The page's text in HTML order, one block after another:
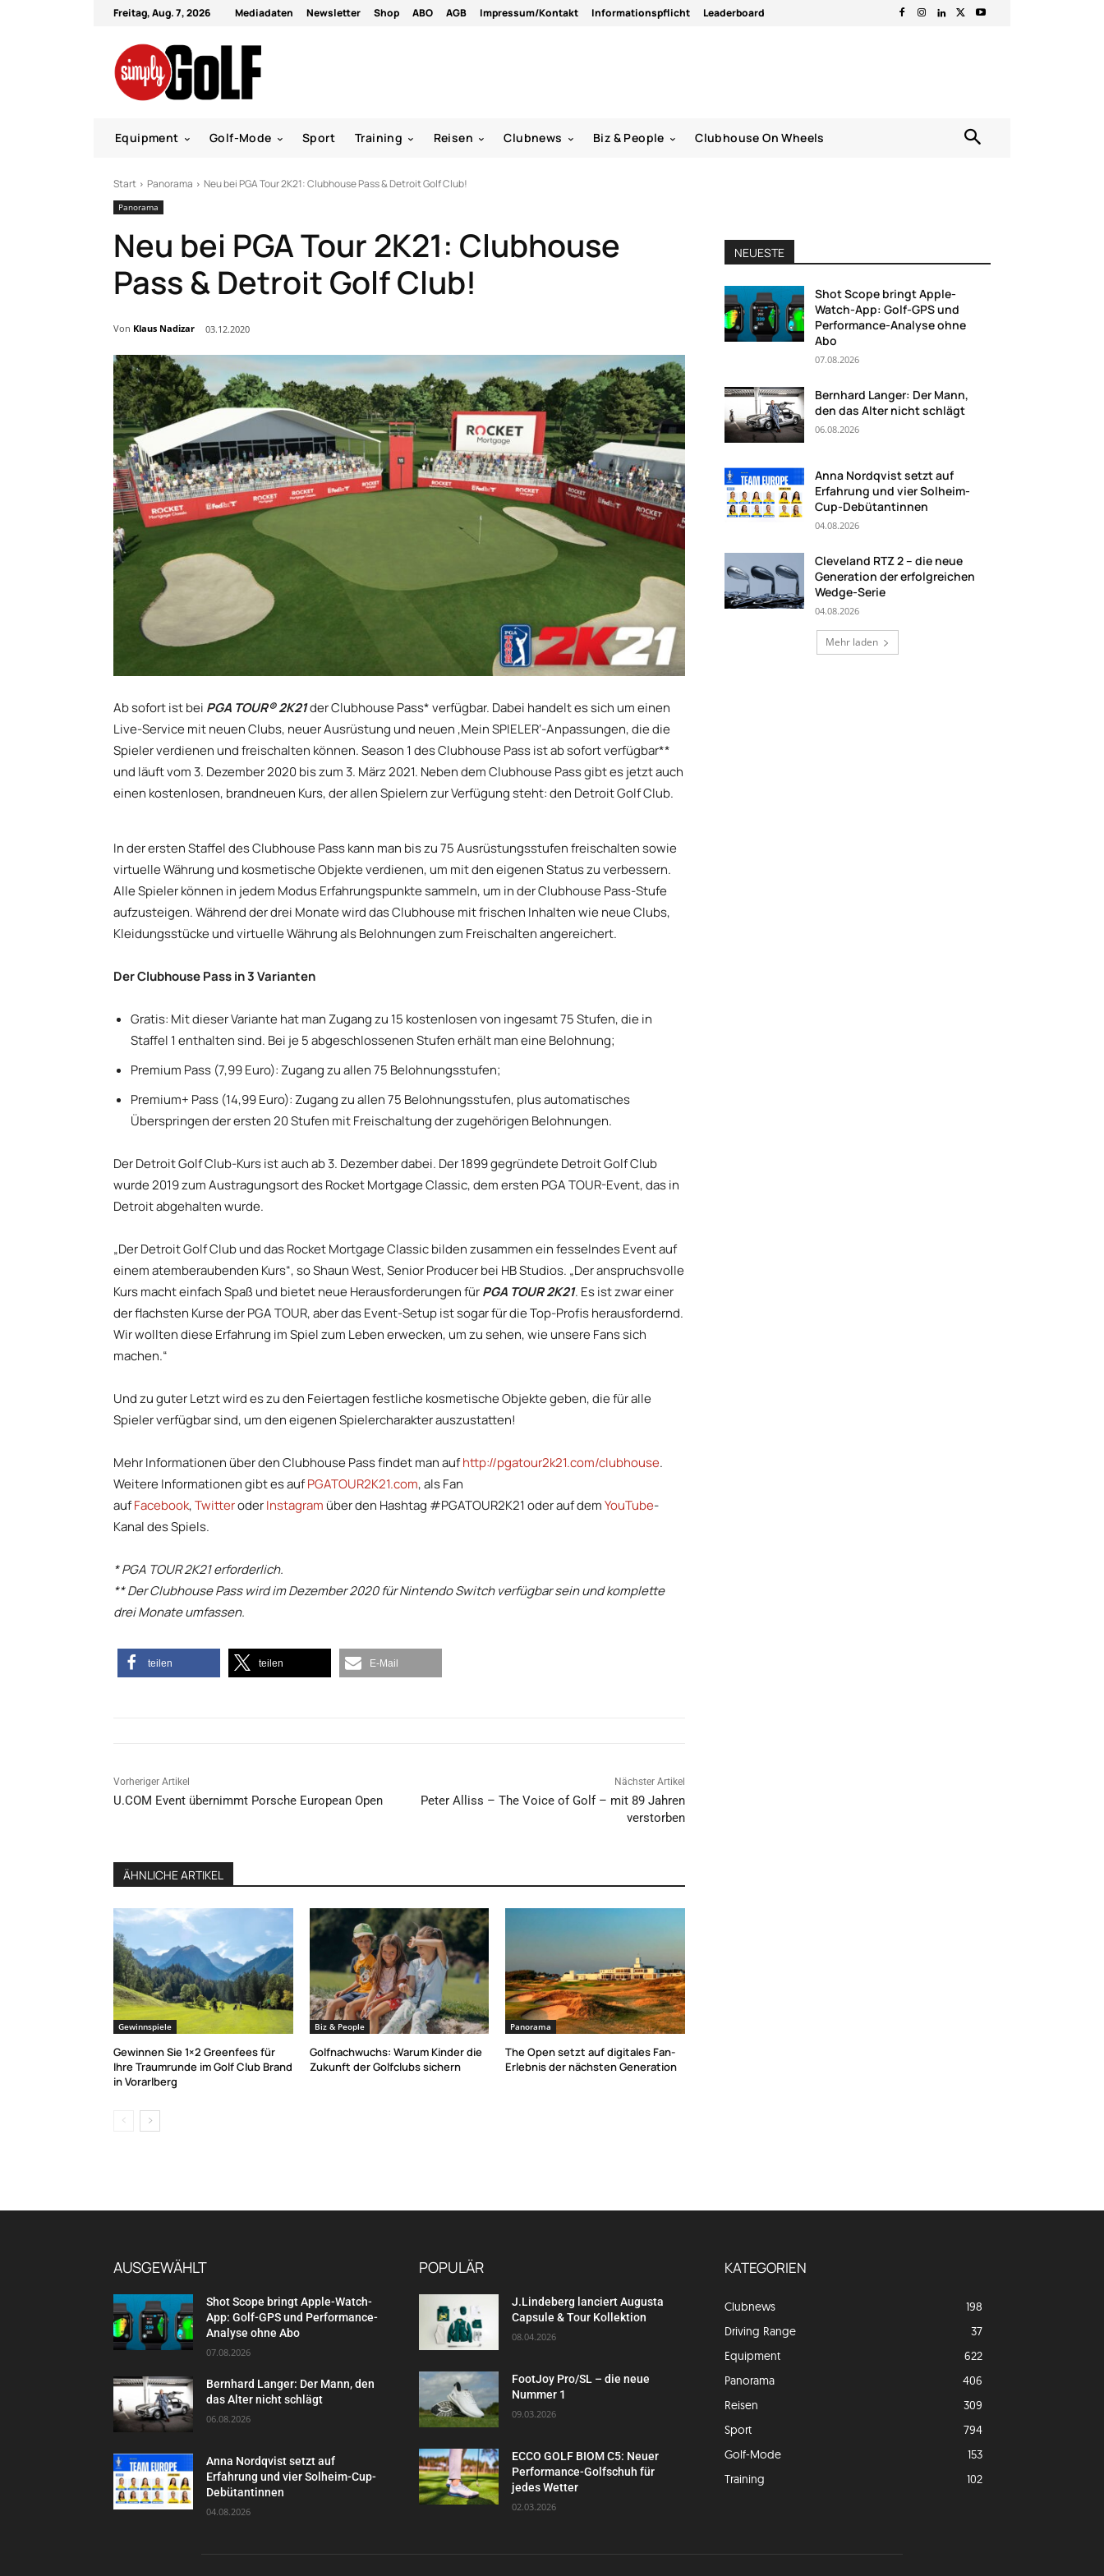
Freitag, Aug. 7, 2026 Mediadaten Newsletter Shop ABO AGB Impressum/Kontakt Informationspflicht Leaderboard
Equipment Golf-Mode Sport Training Reisen Clubnews Biz & People Clubhouse On Wheels
Start Panorama Neu bei PGA Tour 2K21: Clubhouse Pass & Detroit Golf Club!
Panorama
Neu bei PGA Tour 2K21: Clubhouse
Pass & Detroit Golf Club!
Von Klaus Nadizar 03.12.2020
Ab sofort ist bei PGA TOUR® 2K21der Clubhouse Pass* verfügbar. Dabei handelt es sich um einen
Live-Service mit neuen Clubs, neuer Ausrüstung und neuen ‚Mein SPIELER‘-Anpassungen, die die
Spieler verdienen und freischalten können. Season 1 des Clubhouse Pass ist ab sofort verfügbar**
und läuft vom 3. Dezember 2020 bis zum 3. März 2021. Neben dem Clubhouse Pass gibt es jetzt auch
einen kostenlosen, brandneuen Kurs, der allen Spielern zur Verfügung steht: den Detroit Golf Club.
In der ersten Staffel des Clubhouse Pass kann man bis zu 75 Ausrüstungsstufen freischalten sowie
virtuelle Währung und kosmetische Objekte verdienen, um mit den eigenen Status zu verbessern.
Alle Spieler können in jedem Modus Erfahrungspunkte sammeln, um in der Clubhouse Pass-Stufe
aufzusteigen. Während der drei Monate wird das Clubhouse mit frischen Inhalten wie neue Clubs,
Kleidungsstücke und virtuelle Währung als Belohnungen zum Freischalten angereichert.
Der Clubhouse Pass in 3 Varianten
Gratis: Mit dieser Variante hat man Zugang zu 15 kostenlosen von ingesamt 75 Stufen, die in
Staffel 1 enthalten sind. Bei je 5 abgeschlossenen Stufen erhält man eine Belohnung;
Premium Pass (7,99 Euro): Zugang zu allen 75 Belohnungsstufen;
Premium+ Pass (14,99 Euro): Zugang zu allen 75 Belohnungsstufen, plus automatisches
Überspringen der ersten 20 Stufen mit Freischaltung der zugehörigen Belohnungen.
Der Detroit Golf Club-Kurs ist auch ab 3. Dezember dabei. Der 1899 gegründete Detroit Golf Club
wurde 2019 zum Austragungsort des Rocket Mortgage Classic, dem ersten PGA TOUR-Event, das in
Detroit abgehalten wurde.
„Der Detroit Golf Club und das Rocket Mortgage Classic bilden zusammen ein fesselndes Event auf
einem atemberaubenden Kurs“, so Shaun West, Senior Producer bei HB Studios. „Der anspruchsvolle
Kurs macht einfach Spaß und bietet neue Herausforderungen fürPGA TOUR 2K21. Es ist zwar einer
der flachsten Kurse der PGA TOUR, aber das Event-Setup ist sogar für die Top-Profis herausfordernd.
Wir wollten diese Erfahrung im Spiel zum Leben erwecken, um zu sehen, wie unsere Fans sich
machen.“
Und zu guter Letzt wird es zu den Feiertagen festliche kosmetische Objekte geben, die für alle
Spieler verfügbar sind, um den eigenen Spielercharakter auszustatten!
Mehr Informationen über den Clubhouse Pass findet man aufhttp://pgatour2k21.com/clubhouse.
Weitere Informationen gibt es aufPGATOUR2K21.com, als Fan
aufFacebook,TwitteroderInstagram über den Hashtag #PGATOUR2K21 oder auf demYouTube-
Kanal des Spiels.
* PGA TOUR 2K21 erforderlich.
** Der Clubhouse Pass wird im Dezember 2020 für Nintendo Switch verfügbar sein und komplette
drei Monate umfassen.
teilen teilen E-Mail
Vorheriger Artikel
U.COM Event übernimmt Porsche European Open
Nächster Artikel
Peter Alliss – The Voice of Golf – mit 89 Jahren
verstorben
ÄHNLICHE ARTIKEL
Gewinnspiele
Gewinnen Sie 1×2 Greenfees für
Ihre Traumrunde im Golf Club Brand
in Vorarlberg
Biz & People
Golfnachwuchs: Warum Kinder die
Zukunft der Golfclubs sichern
Panorama
The Open setzt auf digitales Fan-
Erlebnis der nächsten Generation
NEUESTE
Shot Scope bringt Apple-
Watch-App: Golf-GPS und
Performance-Analyse ohne
Abo
07.08.2026
Bernhard Langer: Der Mann,
den das Alter nicht schlägt
06.08.2026
Anna Nordqvist setzt auf
Erfahrung und vier Solheim-
Cup-Debütantinnen
04.08.2026
Cleveland RTZ 2 – die neue
Generation der erfolgreichen
Wedge-Serie
04.08.2026
Mehr laden
AUSGEWÄHLT
Shot Scope bringt Apple-Watch-
App: Golf-GPS und Performance-
Analyse ohne Abo
07.08.2026
Bernhard Langer: Der Mann, den
das Alter nicht schlägt
06.08.2026
Anna Nordqvist setzt auf
Erfahrung und vier Solheim-Cup-
Debütantinnen
04.08.2026
POPULÄR
J.Lindeberg lanciert Augusta
Capsule & Tour Kollektion
08.04.2026
FootJoy Pro/SL – die neue
Nummer 1
09.03.2026
ECCO GOLF BIOM C5: Neuer
Performance-Golfschuh für
jedes Wetter
02.03.2026
KATEGORIEN
Clubnews
198
Driving Range
37
Equipment
622
Panorama
406
Reisen
309
Sport
794
Golf-Mode
153
Training
102